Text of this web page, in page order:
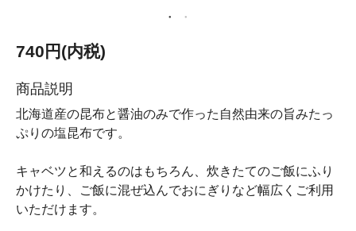
740円(内税)
商品説明
北海道産の昆布と醤油のみで作った自然由来の旨みたっ
ぷりの塩昆布です。
キャベツと和えるのはもちろん、炊きたてのご飯にふり
かけたり、ご飯に混ぜ込んでおにぎりなど幅広くご利用
いただけます。